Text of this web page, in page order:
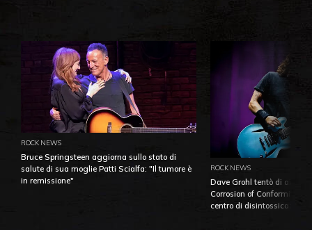
ROCK NEWS
Bruce Springsteen aggiorna sullo stato di
salute di sua moglie Patti Scialfa: "Il tumore è
in remissione"
ROCK NEWS
Dave Grohl tentò di
Corrosion of Conformity
centro di